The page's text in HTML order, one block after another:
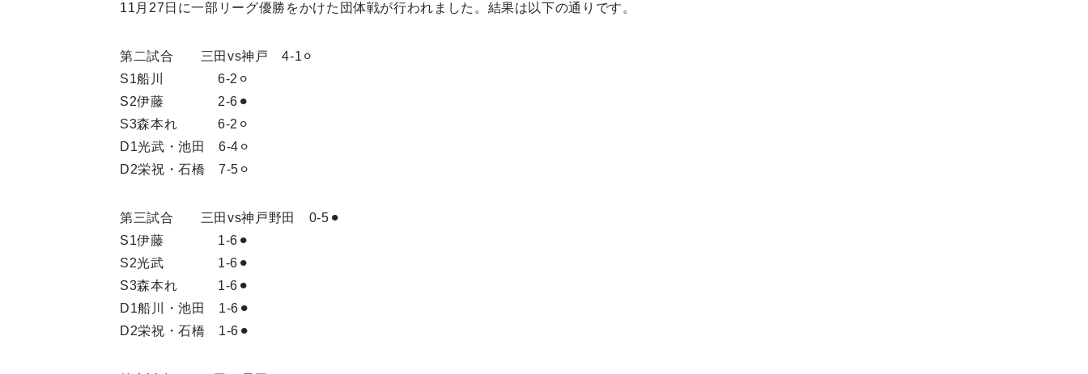
11月27日に一部リーグ優勝をかけた団体戦が行われました。結果は以下の通りです。
第二試合 三田vs神戸 4-1⚪︎
S1船川 6-2⚪︎
S2伊藤 2-6⚫︎
S3森本れ 6-2⚪︎
D1光武・池田 6-4⚪︎
D2栄祝・石橋 7-5⚪︎
第三試合 三田vs神戸野田 0-5⚫︎
S1伊藤 1-6⚫︎
S2光武 1-6⚫︎
S3森本れ 1-6⚫︎
D1船川・池田 1-6⚫︎
D2栄祝・石橋 1-6⚫︎